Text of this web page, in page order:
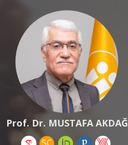
Prof. Dr. MUSTAFA AKDAĞ